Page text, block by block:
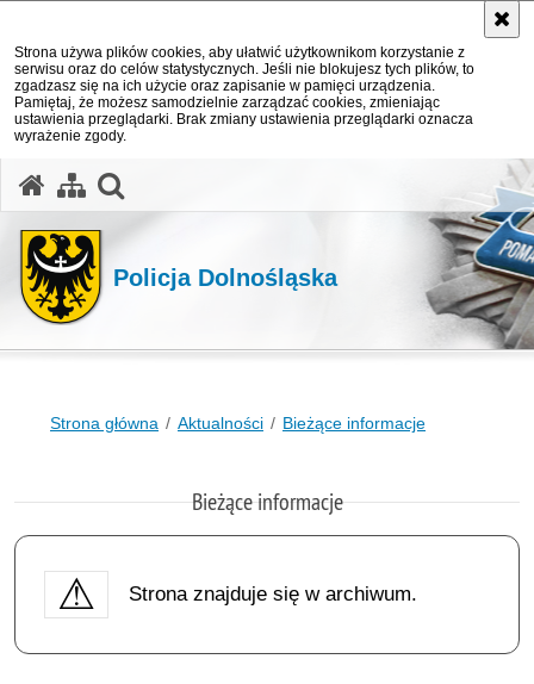
Strona używa plików cookies, aby ułatwić użytkownikom korzystanie z
serwisu oraz do celów statystycznych. Jeśli nie blokujesz tych plików, to
zgadzasz się na ich użycie oraz zapisanie w pamięci urządzenia.
Pamiętaj, że możesz samodzielnie zarządzać cookies, zmieniając
ustawienia przeglądarki. Brak zmiany ustawienia przeglądarki oznacza
wyrażenie zgody.
Policja Dolnośląska
Strona główna Aktualności Bieżące informacje
Bieżące informacje
Strona znajduje się w archiwum.